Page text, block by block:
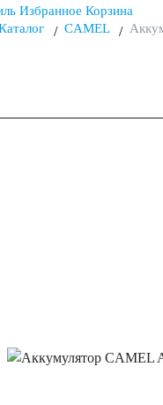
Избранное Корзина
CAMEL